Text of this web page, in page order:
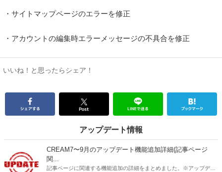
・サイトマップページのエラーを修正
・アカウントの編集時エラーメッセージの不具合を修正
いいね！と思ったらシェア！
アップデート情報
CREAM7〜9月のアップデート機能追加詳細(記事ページ
関...
記事ページに関連する機能追加の詳細をまとめました。※アップデー